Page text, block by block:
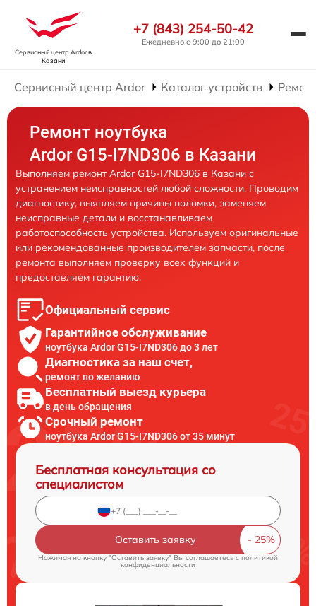
Сервисный центр Ardorв
Казани
+7 (843) 254-50-42
Ежедневно с 9:00 до 21:00
Сервисный центр Ardor Каталог устройств
Ремонт ноутбука
Ardor G15-I7ND306 в Казани
Выполняем ремонт Ardor G15-I7ND306 в Казани с
устранением неисправностей любой сложности. Проводим
диагностику, выявляем причины поломки, заменяем
неисправные детали и восстанавливаем
работоспособность устройства. Используем оригинальные
или рекомендованные производителем запчасти, после
ремонта выполняем проверку всех функций и
предоставляем гарантию.
Официальный сервис
Гарантийное обслуживание
ноутбука Ardor G15-I7ND306 до 3 лет
Диагностика за наш счет,
ремонт по желанию
Бесплатный выезд курьера
в день обращения
Срочный ремонт
ноутбука Ardor G15-I7ND306 от 35 минут
Бесплатная консультация со
специалистом
Оставить заявку
Нажимая на кнопку "Оставить заявку" Вы соглашаетесь cполитикой
конфиденциальности